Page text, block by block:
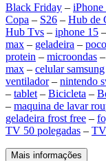
Black Friday – iPhone
Copa – S26 – Hub de
Hub Tvs – iphone 15 –
max – geladeira –
protein – microondas –
max – celular samsung
ventilador– nintendo
– tablet – Bicicleta –
– maquina de lavar
geladeira frost free –
TV 50 polegadas –
Mais informações